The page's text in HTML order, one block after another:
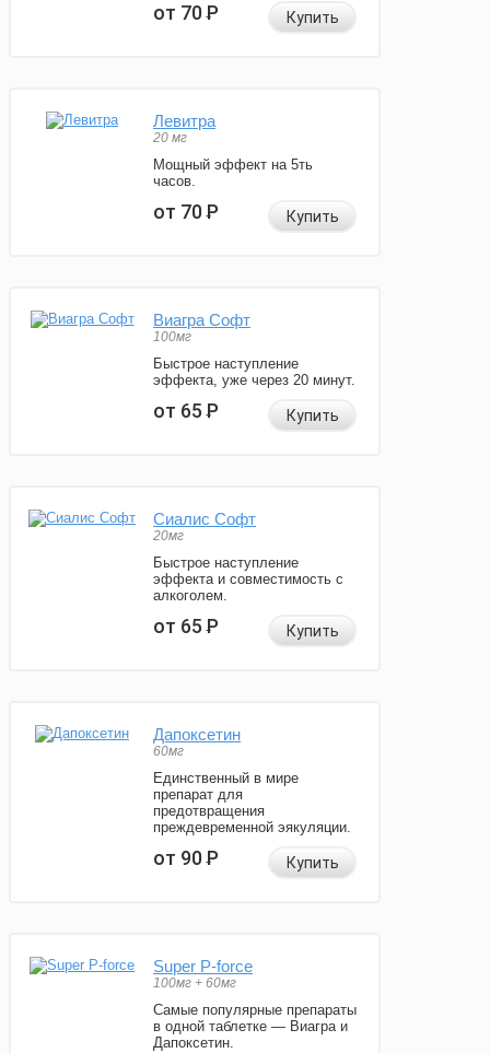
от 70Р Купить
Левитра
20 мг
Мощный эффект на 5ть
часов.
от 70Р Купить
Виагра Софт
100мг
Быстрое наступление
эффекта, уже через 20 минут.
от 65Р Купить
Сиалис Софт
20мг
Быстрое наступление
эффекта и совместимость с
алкоголем.
от 65Р Купить
Дапоксетин
60мг
Единственный в мире
препарат для
предотвращения
преждевременной эякуляции.
от 90Р Купить
Super P-force
100мг + 60мг
Самые популярные препараты
в одной таблетке — Виагра и
Дапоксетин.